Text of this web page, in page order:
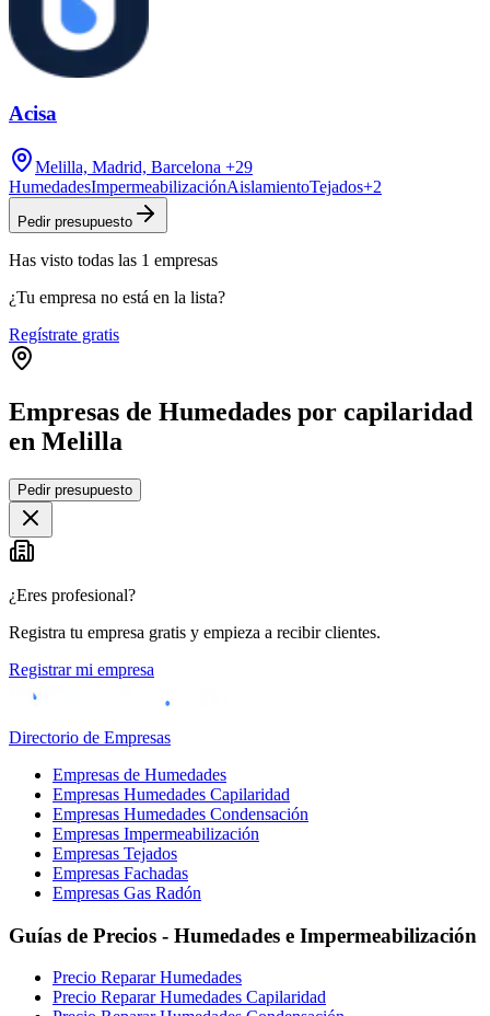
Acisa
Melilla, Madrid, Barcelona +29
HumedadesImpermeabilizaciónAislamientoTejados+2
Pedir presupuesto
Has visto todas las 1 empresas
¿Tu empresa no está en la lista?
Regístrate gratis
Empresas de Humedades por capilaridad
en Melilla
+
−
Pedir presupuesto
¿Eres profesional?
Registra tu empresa gratis y empieza a recibir clientes.
Registrar mi empresa
Directorio de Empresas
Empresas de Humedades
Empresas Humedades Capilaridad
Empresas Humedades Condensación
Empresas Impermeabilización
Empresas Tejados
Empresas Fachadas
Empresas Gas Radón
Guías de Precios - Humedades e Impermeabilización
Precio Reparar Humedades
Precio Reparar Humedades Capilaridad